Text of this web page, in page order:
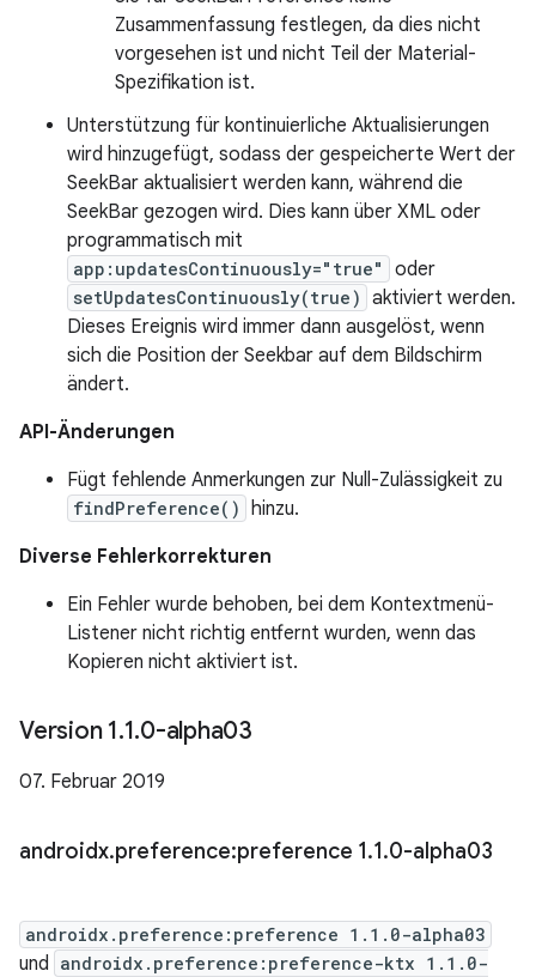
Zusammenfassung festlegen, da dies nicht
vorgesehen ist und nicht Teil der Material-
Spezifikation ist.
Unterstützung für kontinuierliche Aktualisierungen
wird hinzugefügt, sodass der gespeicherte Wert der
SeekBar aktualisiert werden kann, während die
SeekBar gezogen wird. Dies kann über XML oder
programmatisch mit
app:updatesContinuously="true" oder
setUpdatesContinuously(true) aktiviert werden.
Dieses Ereignis wird immer dann ausgelöst, wenn
sich die Position der Seekbar auf dem Bildschirm
ändert.
API-Änderungen
Fügt fehlende Anmerkungen zur Null-Zulässigkeit zu
findPreference() hinzu.
Diverse Fehlerkorrekturen
Ein Fehler wurde behoben, bei dem Kontextmenü-
Listener nicht richtig entfernt wurden, wenn das
Kopieren nicht aktiviert ist.
Version 1.1.0-alpha03
07. Februar 2019
androidx.preference:preference 1.1.0-alpha03
androidx.preference:preference 1.1.0-alpha03
und androidx.preference:preference-ktx 1.1.0-